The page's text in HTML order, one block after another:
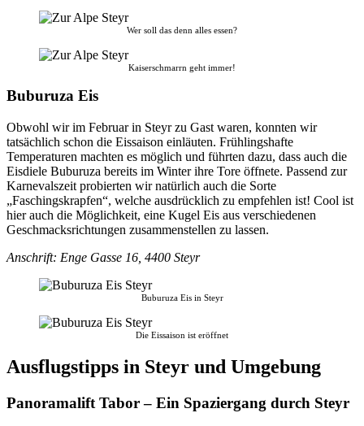
Wer soll das denn alles essen?
Kaiserschmarrn geht immer!
Buburuza Eis
Obwohl wir im Februar in Steyr zu Gast waren, konnten wir
tatsächlich schon die Eissaison einläuten. Frühlingshafte
Temperaturen machten es möglich und führten dazu, dass auch die
Eisdiele Buburuza bereits im Winter ihre Tore öffnete. Passend zur
Karnevalszeit probierten wir natürlich auch die Sorte
„Faschingskrapfen“, welche ausdrücklich zu empfehlen ist! Cool ist
hier auch die Möglichkeit, eine Kugel Eis aus verschiedenen
Geschmacksrichtungen zusammenstellen zu lassen.
Anschrift: Enge Gasse 16, 4400 Steyr
Buburuza Eis in Steyr
Die Eissaison ist eröffnet
Ausflugstipps in Steyr und Umgebung
Panoramalift Tabor – Ein Spaziergang durch Steyr